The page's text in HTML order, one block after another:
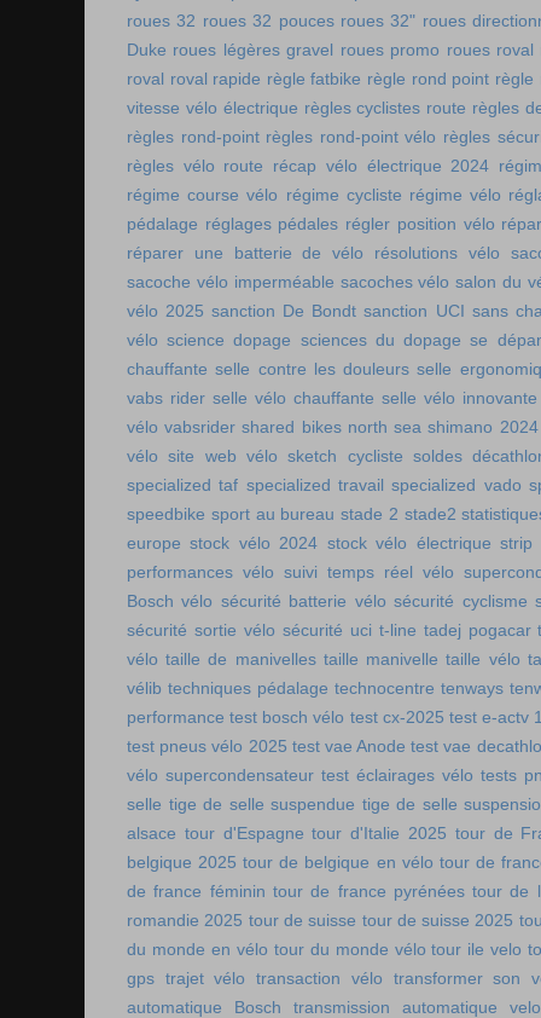
roues 32 roues 32 pouces roues 32" roues
Duke roues légères gravel roues promo roues roval
roval roval rapide règle fatbike règle rond point règle
vitesse vélo électrique règles cyclistes route règles
règles rond-point règles rond-point vélo règles
règles vélo route
récap vélo électrique 2024
régime course vélo régime cycliste régime vélo
pédalage réglages pédales régler position vélo
réparer une batterie de vélo
résolutions vélo
sacoche vélo imperméable sacoches vélo salon du
vélo 2025 sanction De Bondt sanction UCI sans
vélo science dopage sciences du dopage se
chauffante selle contre les douleurs selle
vabs rider selle vélo chauffante selle vélo innovante
vélo vabsrider shared bikes north sea shimano 2024
vélo site web vélo sketch cycliste soldes
specialized taf specialized travail specialized vado
speedbike sport au bureau stade 2 stade2
europe stock vélo 2024 stock vélo électrique strip
performances vélo suivi temps réel vélo
Bosch vélo sécurité batterie vélo sécurité cyclisme
sécurité sortie vélo sécurité uci t-line tadej pogacar
vélo taille de manivelles taille manivelle taille vélo
vélib techniques pédalage technocentre tenways
performance test bosch vélo test cx-2025 test e-actv
test pneus vélo 2025 test vae Anode test vae
vélo supercondensateur test éclairages vélo tests
selle tige de selle suspendue tige de selle
alsace tour d'Espagne tour d'Italie 2025 tour de
belgique 2025 tour de belgique en vélo tour de
de france féminin tour de france pyrénées tour de
romandie 2025 tour de suisse tour de suisse 2025
du monde en vélo tour du monde vélo tour ile velo
gps trajet vélo transaction vélo
transformer son
automatique Bosch
transmission automatique